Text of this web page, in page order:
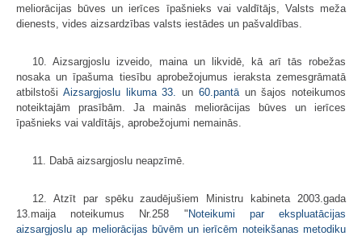
meliorācijas būves un ierīces īpašnieks vai valdītājs, Valsts meža
dienests, vides aizsardzības valsts iestādes un pašvaldības.
10. Aizsargjoslu izveido, maina un likvidē, kā arī tās robežas
nosaka un īpašuma tiesību aprobežojumus ieraksta zemesgrāmatā
atbilstoši Aizsargjoslu likuma 33. un 60.pantāun šajos noteikumos
noteiktajām prasībām. Ja mainās meliorācijas būves un ierīces
īpašnieks vai valdītājs, aprobežojumi nemainās.
11. Dabā aizsargjoslu neapzīmē.
12. Atzīt par spēku zaudējušiem Ministru kabineta 2003.gada
13.maija noteikumus Nr.258 "Noteikumi par ekspluatācijas
aizsargjoslu ap meliorācijas būvēm un ierīcēm noteikšanas metodiku